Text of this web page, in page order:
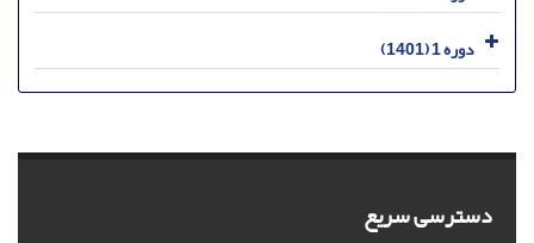
دوره 1 (1401)
دسترسی سریع